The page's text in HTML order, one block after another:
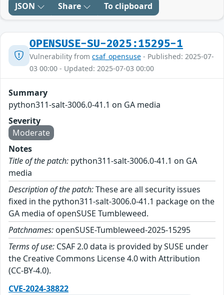
JSON Share To clipboard
OPENSUSE-SU-2025:15295-1
Vulnerability from csaf_opensuse - Published: 2025-07-
03 00:00 - Updated: 2025-07-03 00:00
Summary
python311-salt-3006.0-41.1 on GA media
Severity
Moderate
Notes
Title of the patch: python311-salt-3006.0-41.1 on GA
media
Description of the patch:These are all security issues
fixed in the python311-salt-3006.0-41.1 package on the
GA media of openSUSE Tumbleweed.
Patchnames: openSUSE-Tumbleweed-2025-15295
Terms of use: CSAF 2.0 data is provided by SUSE under
the Creative Commons License 4.0 with Attribution
(CC-BY-4.0).
CVE-2024-38822